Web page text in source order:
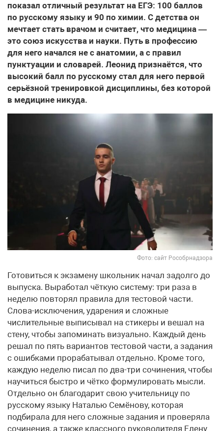
показал отличный результат на ЕГЭ: 100 баллов
по русскому языку и 90 по химии. С детства он
мечтает стать врачом и считает, что медицина —
это союз искусства и науки. Путь в профессию
для него начался не с анатомии, а с правил
пунктуации и словарей. Леонид признаётся, что
высокий балл по русскому стал для него первой
серьёзной тренировкой дисциплины, без которой
в медицине никуда.
Фото: сайт Рособрнадзора
Готовиться к экзамену школьник начал задолго до
выпуска. Выработал чёткую систему: три раза в
неделю повторял правила для тестовой части.
Слова-исключения, ударения и сложные
числительные выписывал на стикеры и вешал на
стену, чтобы запоминать визуально. Каждый день
решал по пять вариантов тестовой части, а задания
с ошибками прорабатывал отдельно. Кроме того,
каждую неделю писал по два-три сочинения, чтобы
научиться быстро и чётко формулировать мысли.
Отдельно он благодарит свою учительницу по
русскому языку Наталью Семёнову, которая
подбирала для него сложные задания и проверяла
сочинения, а также классного руководителя Елену